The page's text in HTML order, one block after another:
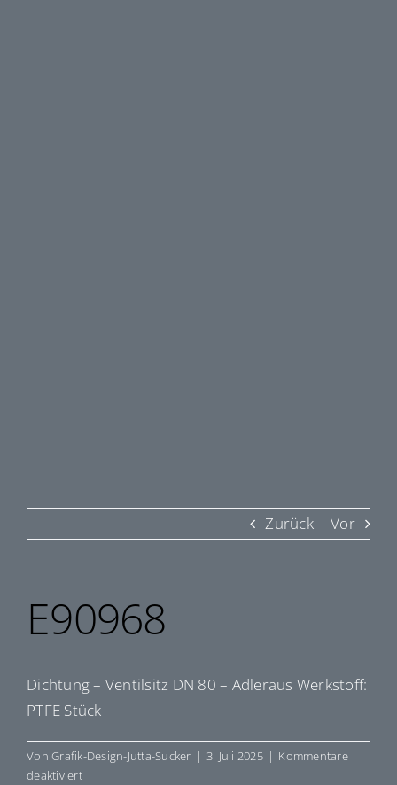
Zurück Vor
E90968
Dichtung – Ventilsitz DN 80 – Adleraus Werkstoff:
PTFE Stück
VonGrafik-Design-Jutta-Sucker | 3. Juli 2025 | Kommentare
deaktiviertfür